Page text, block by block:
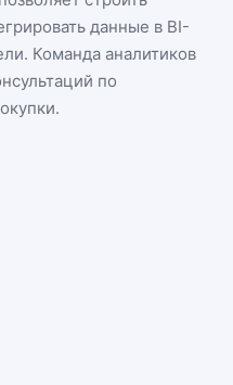
данные в BI-
Команда аналитиков
по